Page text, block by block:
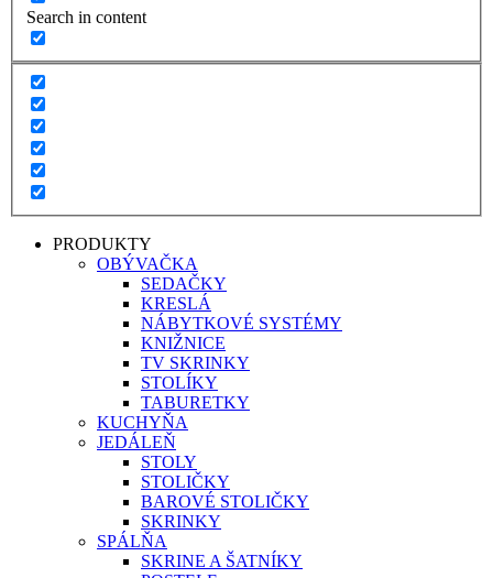
Search in content
PRODUKTY
OBÝVAČKA
SEDAČKY
KRESLÁ
NÁBYTKOVÉ SYSTÉMY
KNIŽNICE
TV SKRINKY
STOLÍKY
TABURETKY
KUCHYŇA
JEDÁLEŇ
STOLY
STOLIČKY
BAROVÉ STOLIČKY
SKRINKY
SPÁLŇA
SKRINE A ŠATNÍKY